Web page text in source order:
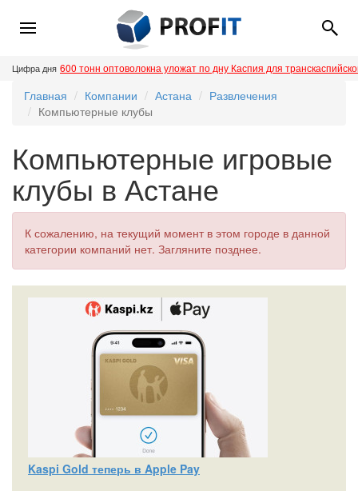
Цифра дня 600 тонн оптоволокна уложат по дну Каспия для
Главная Компании Астана
Развлечения
Компьютерные клубы
Компьютерные игровые
клубы в Астане
К сожалению, на текущий момент в этом городе в данной
категории компаний нет. Загляните позднее.
Kaspi Gold теперь в Apple Pay